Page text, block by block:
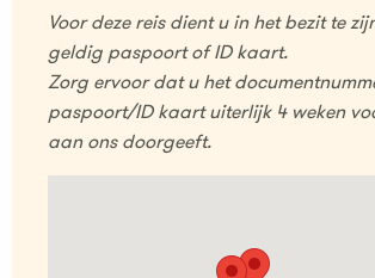
Voor deze reis dient u in het bezit te
geldig paspoort of ID kaart.
Zorg ervoor dat u het
paspoort/ID kaart uiterlijk 4 weken
aan ons doorgeeft.